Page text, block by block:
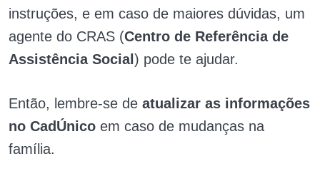
instruções, e em caso de maiores dúvidas, um
agente do CRAS (Centro de Referência de
Assistência Social) pode te ajudar.
Então, lembre-se de atualizar as informações
no CadÚnico em caso de mudanças na
família.